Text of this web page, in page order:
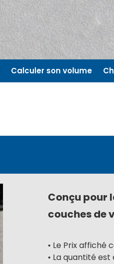
Calculer son volume
Conçu pour
couches de
• Le Prix affiché
• La quantité